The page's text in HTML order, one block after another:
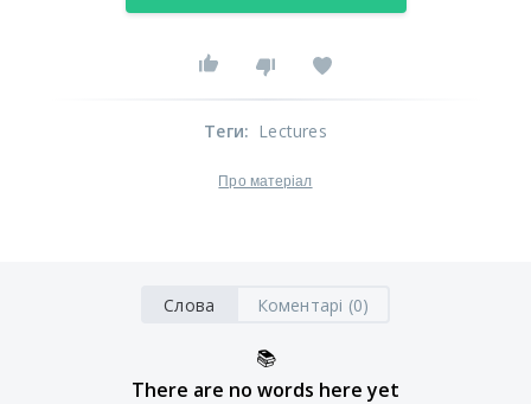
Теги: Lectures
Про матеріал
Слова Коментарі (0)
📚
There are no words here yet